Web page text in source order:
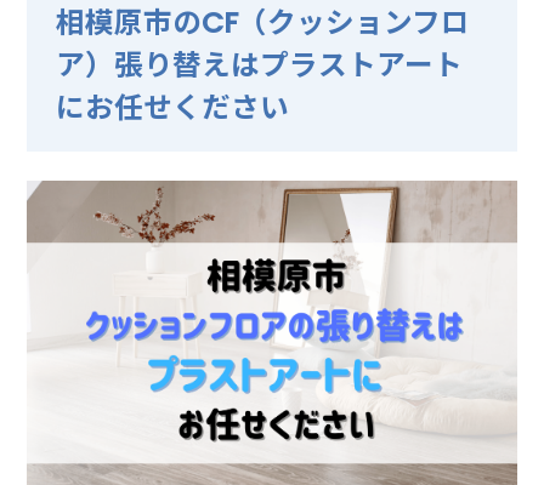
相模原市のCF（クッションフロ
ア）張り替えはプラストアート
にお任せください